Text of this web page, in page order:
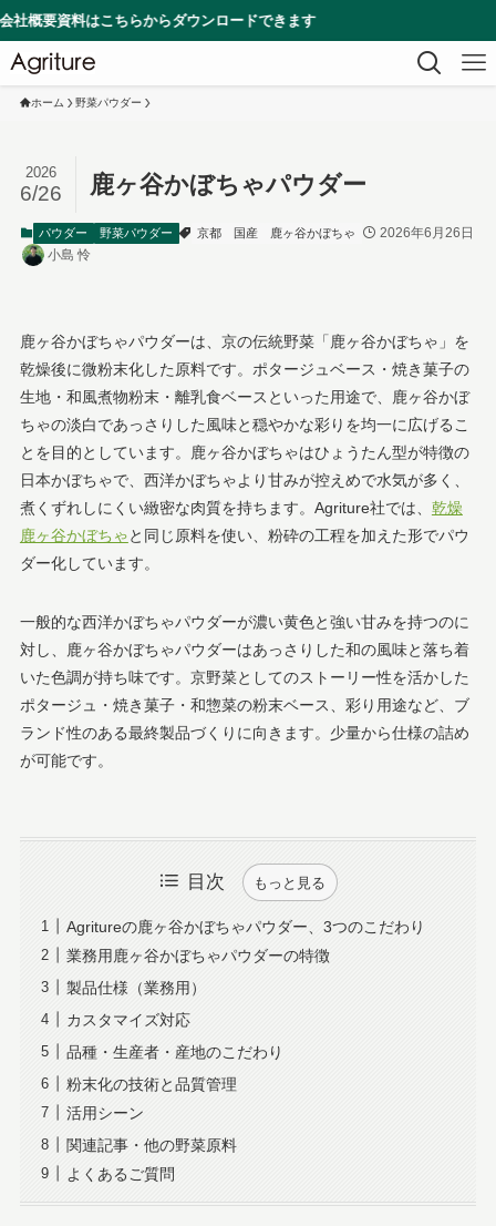
ちらからダウンロードできます
ホーム 野菜パウダー
鹿ヶ谷かぼちゃパウダー
2026
6/26
パウダー 野菜パウダー 京都 国産 鹿ヶ谷かぼちゃ
2026年6月26日
小島 怜
鹿ヶ谷かぼちゃパウダーは、京の伝統野菜「鹿ヶ谷かぼちゃ」を
乾燥後に微粉末化した原料です。ポタージュベース・焼き菓子の
生地・和風煮物粉末・離乳食ベースといった用途で、鹿ヶ谷かぼ
ちゃの淡白であっさりした風味と穏やかな彩りを均一に広げるこ
とを目的としています。鹿ヶ谷かぼちゃはひょうたん型が特徴の
日本かぼちゃで、西洋かぼちゃより甘みが控えめで水気が多く、
煮くずれしにくい緻密な肉質を持ちます。Agriture社では、 乾燥
鹿ヶ谷かぼちゃと同じ原料を使い、粉砕の工程を加えた形でパウ
ダー化しています。
一般的な西洋かぼちゃパウダーが濃い黄色と強い甘みを持つのに
対し、鹿ヶ谷かぼちゃパウダーはあっさりした和の風味と落ち着
いた色調が持ち味です。京野菜としてのストーリー性を活かした
ポタージュ・焼き菓子・和惣菜の粉末ベース、彩り用途など、ブ
ランド性のある最終製品づくりに向きます。少量から仕様の詰め
が可能です。
目次 もっと見る
Agritureの鹿ヶ谷かぼちゃパウダー、3つのこだわり
業務用鹿ヶ谷かぼちゃパウダーの特徴
製品仕様（業務用）
カスタマイズ対応
品種・生産者・産地のこだわり
粉末化の技術と品質管理
活用シーン
関連記事・他の野菜原料
よくあるご質問